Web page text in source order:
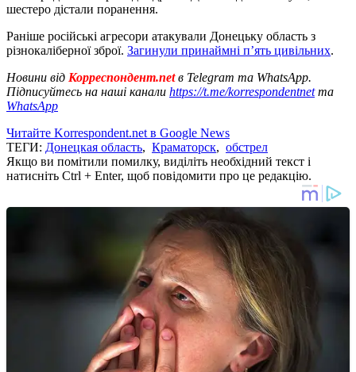
шестеро дістали поранення.
Раніше російські агресори атакували Донецьку область з
різнокаліберної зброї. Загинули принаймні п’ять цивільних.
Новини від Корреспондент.netв Telegram та WhatsApp.
Підписуйтесь на наші канали https://t.me/korrespondentnetта
WhatsApp
Читайте Korrespondent.net в Google News
ТЕГИ: Донецкая область, Краматорск, обстрел
Якщо ви помітили помилку, виділіть необхідний текст і
натисніть Ctrl + Enter, щоб повідомити про це редакцію.